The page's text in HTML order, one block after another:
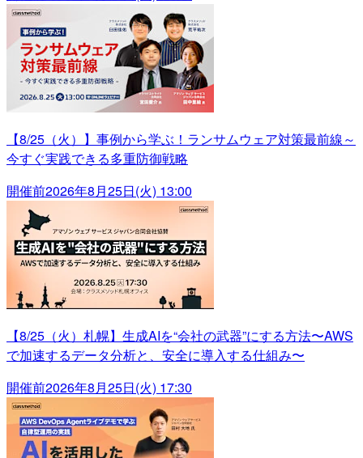
【8/25（火）】事例から学ぶ！ランサムウェア対策最前線～
今すぐ実践できる多重防御戦略
開催前2026年8月25日(火) 13:00
【8/25（火）札幌】生成AIを“会社の武器”にする方法〜AWS
で加速するデータ分析と、安全に導入する仕組み〜
開催前2026年8月25日(火) 17:30